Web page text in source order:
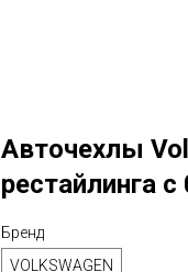
Авточехлы
рестайлинга с
Бренд
VOLKSWAGEN